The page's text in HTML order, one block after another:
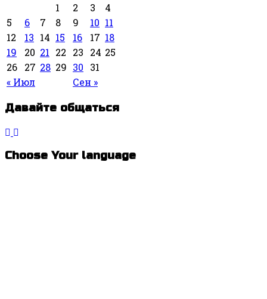
« Июл Сен »
1 2 3
4
5
6 7 8 9 10 11
12
13 14 15 16 17 18
19
20 21 22 23 24 25
26
27 28 29 30 31
Давайте общаться
Choose Your language